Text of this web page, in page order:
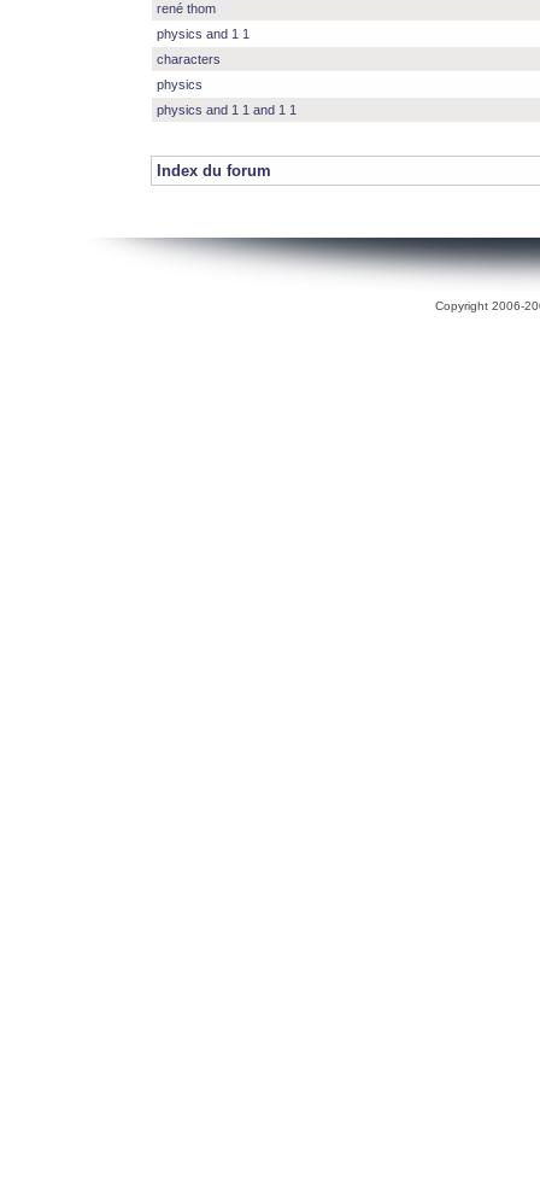
rené thom
physics and 1 1
characters
physics
physics and 1 1 and 1 1
Index du forum
Copyright 2006-